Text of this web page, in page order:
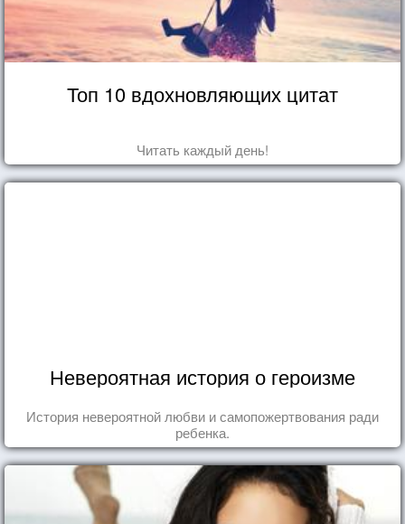
Топ 10 вдохновляющих цитат
Читать каждый день!
Невероятная история о героизме
История невероятной любви и самопожертвования ради
ребенка.